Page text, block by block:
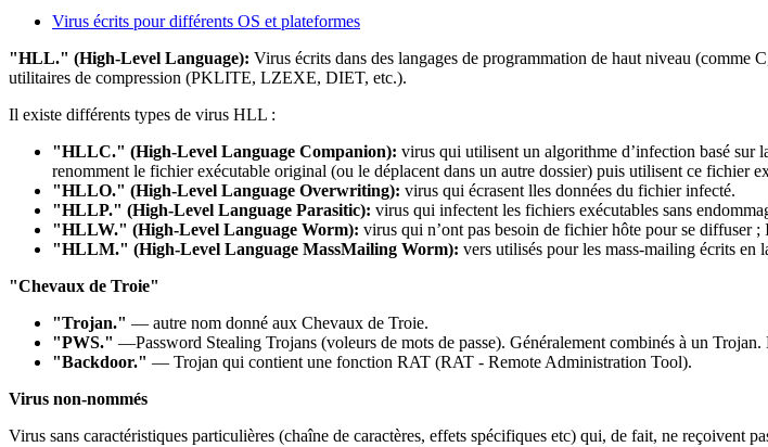
Virus écrits pour différents OS et plateformes
"HLL." (High-Level Language): Virus écrits dans des langages de programmation de haut niveau
utilitaires de compression (PKLITE, LZEXE, DIET, etc.).
Il existe différents types de virus HLL :
"HLLC." (High-Level Language Companion): virus qui utilisent un algorithme d’infection basé sur
renomment le fichier exécutable original (ou le déplacent dans un autre dossier) puis utilisent ce fichier
"HLLO." (High-Level Language Overwriting): virus qui écrasent lles données du fichier infecté.
"HLLP." (High-Level Language Parasitic): virus qui infectent les fichiers exécutables sans
"HLLW." (High-Level Language Worm): virus qui n’ont pas besoin de fichier hôte pour se diffuser ;
"HLLM." (High-Level Language MassMailing Worm): vers utilisés pour les mass-mailing écrits en
"Chevaux de Troie"
"Trojan." — autre nom donné aux Chevaux de Troie.
"PWS." —Password Stealing Trojans (voleurs de mots de passe). Généralement combinés à un
"Backdoor." — Trojan qui contient une fonction RAT (RAT - Remote Administration Tool).
Virus non-nommés
Virus sans caractéristiques particulières (chaîne de caractères, effets spécifiques etc) qui, de fait, ne reçoivent